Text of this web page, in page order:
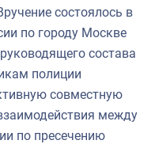
состоялось в
по городу Москве
состава
полиции
совместную
между
по пресечению